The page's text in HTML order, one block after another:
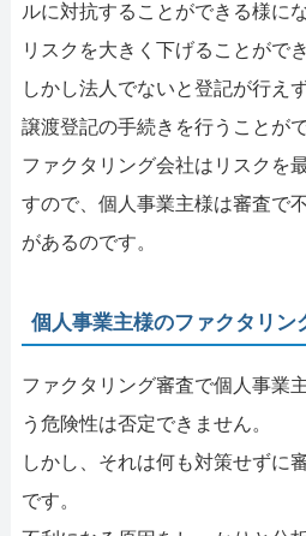
ルに対抗することができる様に
リスクを大きく下げることがで
しかし法人でないと登記が行え
譲渡登記の手続きを行うことが
ファクタリング会社はリスクを
すので、個人事業主様は審査で
があるのです。
個人事業主様のファクタリン
ファクタリング審査で個人事業
う危険性は否定できません。
しかし、それは何も対策せずに
です。